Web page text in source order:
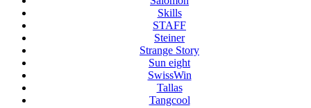
Skills
STAFF
Steiner
Strange Story
Sun eight
SwissWin
Tallas
Tangcool